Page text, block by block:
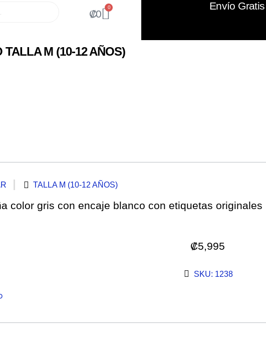
₡0
0 Envío
TALLA M (10-12 AÑOS)
TALLA M (10-12 AÑOS)
color gris con encaje blanco con etiquetas originales
₡5,995
SKU: 1238